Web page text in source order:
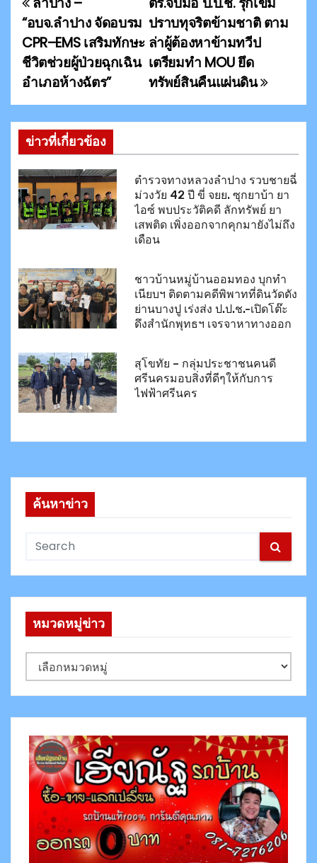
แ
น
ะ
แ
น
ว
เ
รื่
ง
ปราบทุจริตข้ามชาติ ตาม
ล่าผู้ต้องหาข้ามทวีป​
เตรียมทำ MOU ยึด
ทรัพย์สินคืนแผ่นดิน
“อบจ.ลำปาง จัดอบรม
CPR–EMS เสริมทักษะ
ชีวิตช่วยผู้ป่วยฉุกเฉิน
อำเภอห้างฉัตร”
ข่าวที่เกี่ยวข้อง
ตำรวจทางหลวงลำปาง รวบชายฉี่
ม่วงวัย 42 ปี ขี่ จยย. ซุกยาบ้า ยา
ไอซ์ พบประวัติคดี ลักทรัพย์ ยา
เสพติด เพิ่งออกจากคุกมายังไม่ถึง
เดือน
ชาวบ้านหมู่บ้านออมทอง บุกทำ
เนียบฯ ติดตามคดีพิพาทที่ดินวัดดัง
ย่านบางปู เร่งส่ง ป.ป.ช.-เปิดโต๊ะ
ดึงสำนักพุทธฯ เจรจาหาทางออก
สุโขทัย – กลุ่มประชาชนคนดี
ศรีนครมอบสิ่งที่ดีๆให้กับการ
ไฟฟ้าศรีนคร
ค้นหาข่าว
หมวดหมู่ข่าว
ม
ว
ด
ห
มู่
ข่